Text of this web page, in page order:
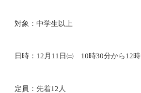
対象：中学生以上
日時：12月11日㈯ 10時30分から12時
定員：先着12人